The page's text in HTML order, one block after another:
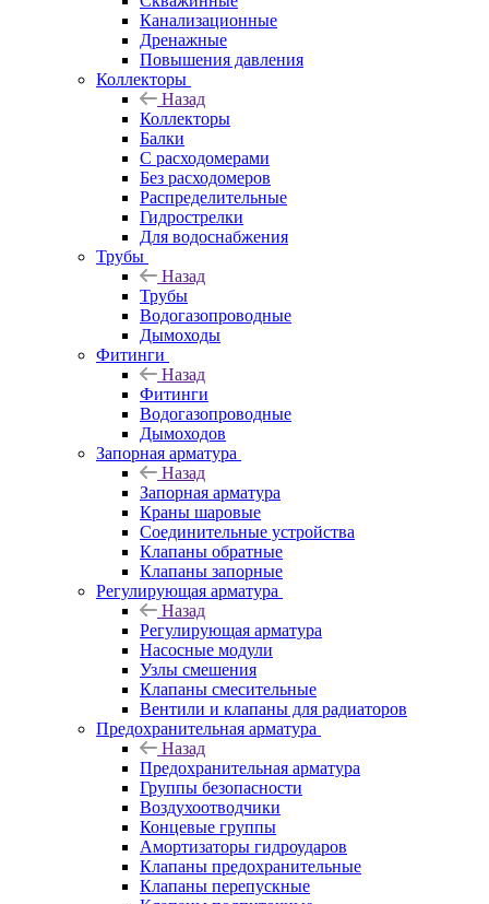
Канализационные
Дренажные
Повышения давления
Коллекторы
Назад
Коллекторы
Балки
С расходомерами
Без расходомеров
Распределительные
Гидрострелки
Для водоснабжения
Трубы
Назад
Трубы
Водогазопроводные
Дымоходы
Фитинги
Назад
Фитинги
Водогазопроводные
Дымоходов
Запорная арматура
Назад
Запорная арматура
Краны шаровые
Соединительные устройства
Клапаны обратные
Клапаны запорные
Регулирующая арматура
Назад
Регулирующая арматура
Насосные модули
Узлы смешения
Клапаны смесительные
Вентили и клапаны для радиаторов
Предохранительная арматура
Назад
Предохранительная арматура
Группы безопасности
Воздухоотводчики
Концевые группы
Амортизаторы гидроударов
Клапаны предохранительные
Клапаны перепускные